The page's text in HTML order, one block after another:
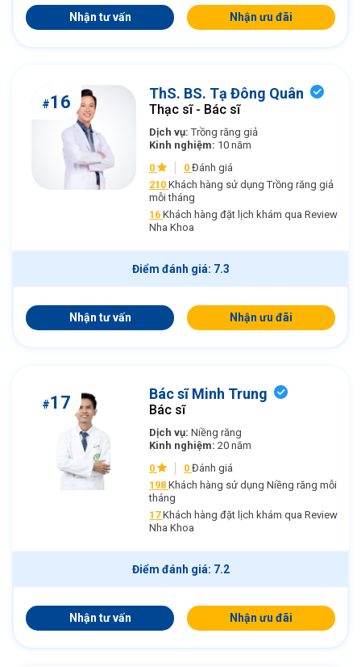
Nhận tư vấn Nhận ưu đãi
#16 ThS. BS. Tạ Đông Quân
Thạc sĩ - Bác sĩ
Dịch vụ:Trồng răng giả
Kinh nghiệm: 10 năm
0
0 Đánh giá
210 Khách hàng sử dụng Trồng răng giả
mỗi tháng
16 Khách hàng đặt lịch khám qua Review
Nha Khoa
Điểm đánh giá: 7.3
Nhận tư vấn Nhận ưu đãi
#17 Bác sĩ Minh Trung
Bác sĩ
Dịch vụ: Niềng răng
Kinh nghiệm: 20 năm
0
0 Đánh giá
198 Khách hàng sử dụng Niềng răng mỗi
tháng
17Khách hàng đặt lịch khám qua Review
Nha Khoa
Điểm đánh giá: 7.2
Nhận tư vấn Nhận ưu đãi